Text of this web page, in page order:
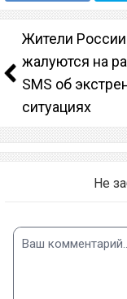
Жители
жалуются на
SMS об
ситуациях
Не